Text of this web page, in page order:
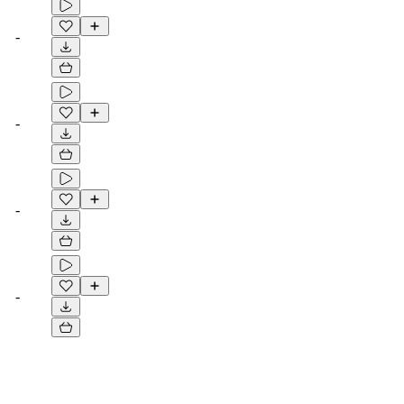
-
-
-
-